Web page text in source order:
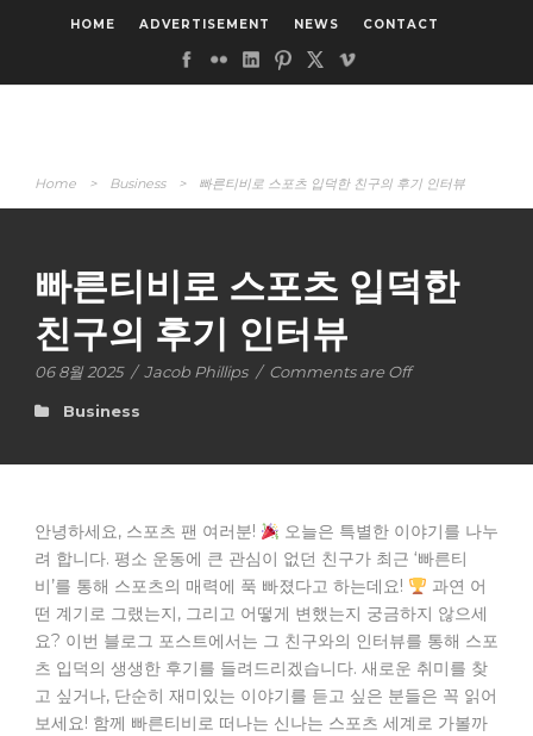
HOME ADVERTISEMENT NEWS CONTACT
Home > Business > 빠른티비로 스포츠 입덕한 친구의 후기 인터뷰
빠른티비로 스포츠 입덕한
친구의 후기 인터뷰
06 8월 2025 / Jacob Phillips / Comments are Off
Business
안녕하세요, 스포츠 팬 여러분!
오늘은 특별한 이야기를 나누
려 합니다. 평소 운동에 큰 관심이 없던 친구가 최근 ‘빠른티
비’를 통해 스포츠의 매력에 푹 빠졌다고 하는데요!
과연 어
떤 계기로 그랬는지, 그리고 어떻게 변했는지 궁금하지 않으세
요? 이번 블로그 포스트에서는 그 친구와의 인터뷰를 통해 스포
츠 입덕의 생생한 후기를 들려드리겠습니다. 새로운 취미를 찾
고 싶거나, 단순히 재미있는 이야기를 듣고 싶은 분들은 꼭 읽어
보세요! 함께 빠른티비로 떠나는 신나는 스포츠 세계로 가볼까